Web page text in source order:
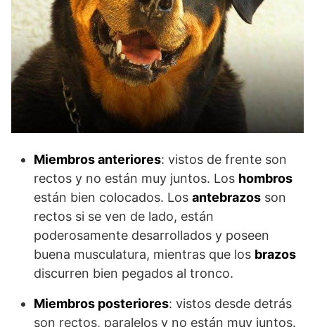
Miembros anteriores: vistos de frente son
rectos y no están muy juntos. Los hombros
están bien colocados. Los antebrazos son
rectos si se ven de lado, están
poderosamente desarrollados y poseen
buena musculatura, mientras que los brazos
discurren bien pegados al tronco.
Miembros posteriores: vistos desde detrás
son rectos, paralelos y no están muy juntos.